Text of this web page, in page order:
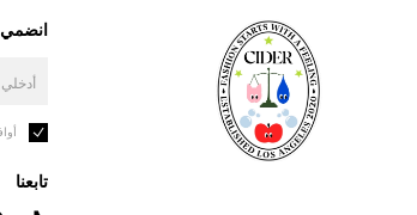
انضمي
تابعنا